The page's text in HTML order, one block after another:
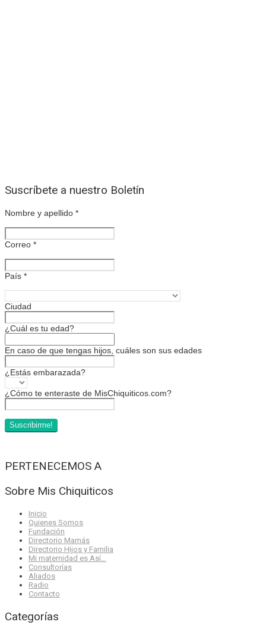
Suscríbete a nuestro Boletín
Nombre y apellido *
Correo *
País *
Ciudad
¿Cuál es tu edad?
En caso de que tengas hijos, cuáles son sus edades
¿Estás embarazada?
¿Cómo te enteraste de MisChiquiticos.com?
PERTENECEMOS A
Sobre Mis Chiquiticos
Inicio
Quienes Somos
Fundación
Directorio Mamás
Directorio Hijos y Familia
Mi maternidad es Así…
Consultorías
Aliados
Radio
Contacto
Categorías